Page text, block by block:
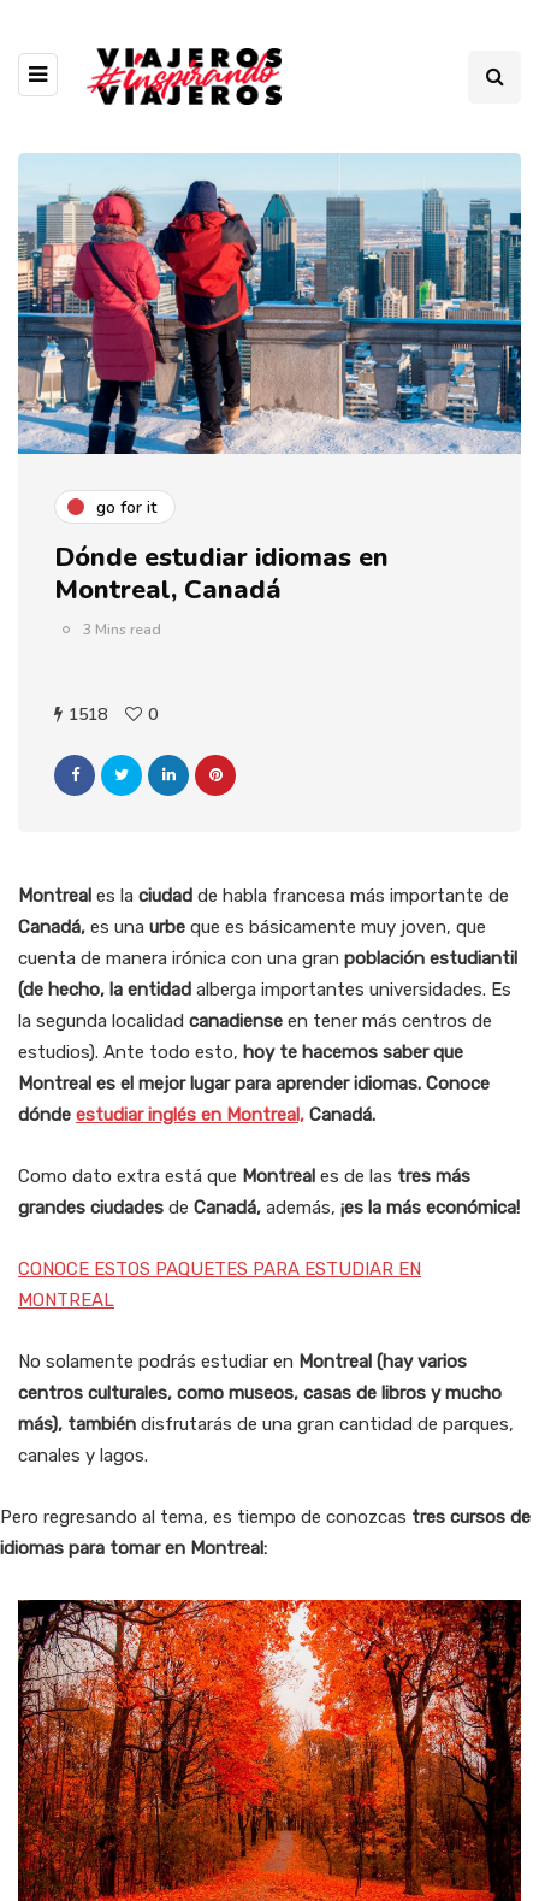
go for it
Dónde estudiar idiomas en
Montreal, Canadá
3 Mins read
1518 0
Montreal es la ciudad de habla francesa más importante de
Canadá, es una urbe que es básicamente muy joven, que
cuenta de manera irónica con una gran población estudiantil
(de hecho, la entidad alberga importantes universidades. Es
la segunda localidad canadiense en tener más centros de
estudios). Ante todo esto, hoy te hacemos saber que
Montreal es el mejor lugar para aprender idiomas. Conoce
dónde estudiar inglés en Montreal, Canadá.
Como dato extra está que Montreal es de las tres más
grandes ciudades de Canadá, además, ¡es la más económica!
CONOCE ESTOS PAQUETES PARA ESTUDIAR EN
MONTREAL
No solamente podrás estudiar en Montreal (hay varios
centros culturales, como museos, casas de libros y mucho
más), también disfrutarás de una gran cantidad de parques,
canales y lagos.
Pero regresando al tema, es tiempo de conozcas tres cursos de
idiomas para tomar en Montreal: